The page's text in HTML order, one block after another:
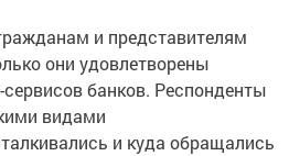
и представителям
они удовлетворены
банков. Респонденты
видами
и куда обращались